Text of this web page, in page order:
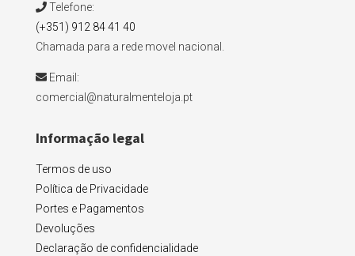
Telefone:
(+351) 912 84 41 40
Chamada para a rede movel nacional.
Email:
comercial@naturalmenteloja.pt
Informação legal
Termos de uso
Política de Privacidade
Portes e Pagamentos
Devoluções
Declaração de confidencialidade